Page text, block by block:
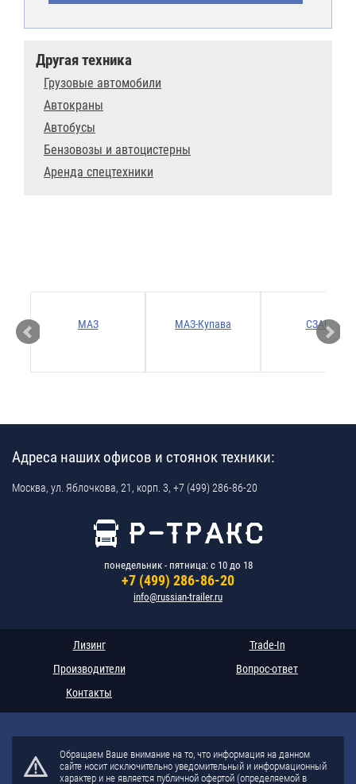
Другая техника
Грузовые автомобили
Автокраны
Автобусы
Бензовозы и автоцистерны
Аренда спецтехники
МАЗ МАЗ-Купава СЗАП
Адреса наших офисов и стоянок техники:
Москва, ул. Яблочкова, 21, корп. 3, +7 (499) 286-86-20
понедельник - пятница: с 10 до 18
+7 (499) 286-86-20
info@russian-trailer.ru
Лизинг
Trade-In
Производители
Вопрос-ответ
Контакты
Обращаем Ваше внимание на то, что информация на данном
сайте носит исключительно уведомительный и информационный
характер и не является публичной офертой (определяемой в